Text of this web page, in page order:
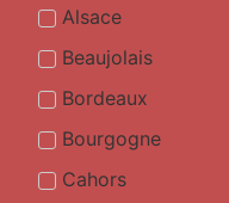
Alsace
Beaujolais
Bordeaux
Bourgogne
Cahors